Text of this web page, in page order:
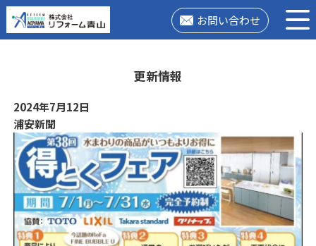
お問い合わせ
更新情報
2024年7月12日
浦安新聞